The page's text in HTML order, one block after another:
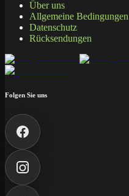
Über uns
Allgemeine Bedingungen
Datenschutz
Rücksendungen
Folgen Sie uns